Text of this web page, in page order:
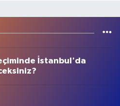
İstanbul'da